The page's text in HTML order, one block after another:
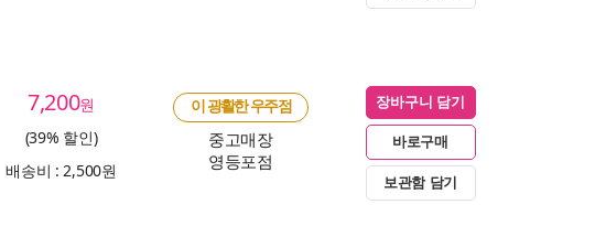
7,200원
(39% 할인)
배송비 : 2,500원
이 광활한 우주점
중고매장
영등포점
장바구니 담기
바로구매
보관함 담기